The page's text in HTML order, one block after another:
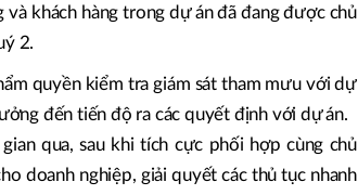
khách hàng trong dự án đã đang được chủ
2.
quyền kiểm tra giám sát tham mưu với dự
đến tiến độ ra các quyết định với dự án.
qua, sau khi tích cực phối hợp cùng chủ
doanh nghiệp, giải quyết các thủ tục nhanh